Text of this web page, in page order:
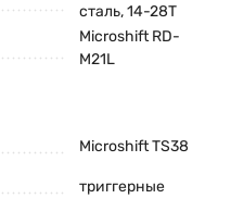
сталь, 14-28Т
Microshift RD-
M21L
Microshift TS38
триггерные